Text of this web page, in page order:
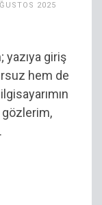
2025
yazıya giriş
hem de
gözlerim,